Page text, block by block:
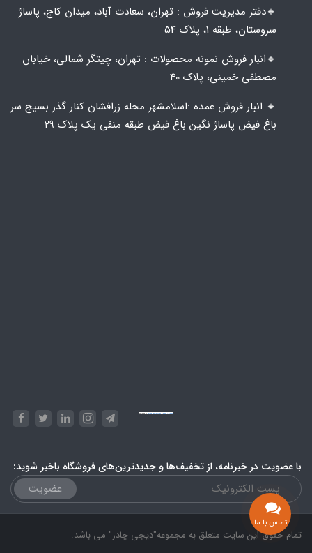
🔸️​​دفتر مدیریت فروش : تهران، سعادت آباد، میدان کاج، پاساژ
سروستان، طبقه 1، پلاک 54
🔸️​​انبار فروش نمونه محصولات : تهران، چیتگر شمالی، خیابان
مصطفی خمینی، پلاک 40
🔸️ انبار فروش عمده :اسلامشهر محله زرافشان کنار گذر بسیج سر
باغ فیض پاساژ نگین باغ فیض طبقه منفی یک پلاک ۲۹
Powered by Embed Google Maps & Phase 10 rules
با عضویت در خبرنامه، از تخفیف‌ها و جدیدترین‌های فروشگاه باخبر شوید:
عضویت
تمام حقوق این سایت متعلق به مجموعه"دیجی چادر" می باشد.
تماس با ما